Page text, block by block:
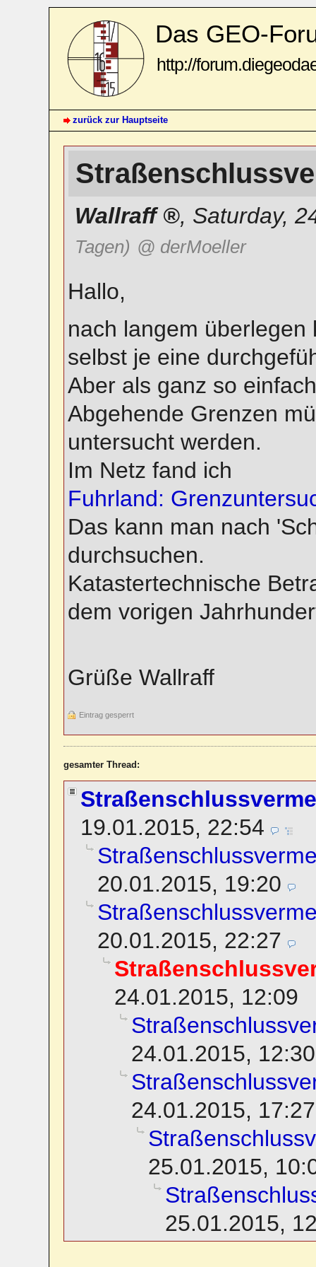
Das GEO-
http://
zurück zur Hauptseite
Wallraff , Saturday,
Tagen) @ derMoeller
Hallo,
nach langem
selbst je eine
Aber als ganz so
Abgehende Grenzen
untersucht werden.
Im Netz fand ich
Fuhrland:
Das kann man nach
durchsuchen.
Katastertechnische
dem vorigen
Grüße Wallraff
Eintrag gesperrt
gesamter Thread:
19.01.2015, 22:54
20.01.2015, 19:20
20.01.2015, 22:27
24.01.2015, 12:09
24.01.2015, 12:30
24.01.2015, 17:27
25.01.2015,
25.01.2015,